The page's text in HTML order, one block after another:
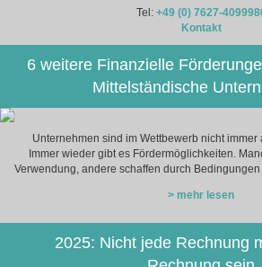
Tel: +49 (0) 7627-
Kontakt
6 weitere Finanzielle
Mittelständische
Unternehmen sind im Wettbewerb nicht immer
Immer wieder gibt es Fördermöglichkeiten.
Verwendung, andere schaffen durch
> mehr lesen
2025: Nicht jede Rechnung